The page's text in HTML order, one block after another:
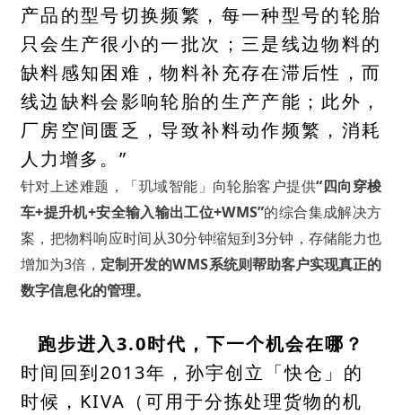
产品的型号切换频繁，每一种型号的轮胎
只会生产很小的一批次；三是线边物料的
缺料感知困难，物料补充存在滞后性，而
线边缺料会影响轮胎的生产产能；此外，
厂房空间匮乏，导致补料动作频繁，消耗
人力增多。”
针对上述难题，「玑域智能」向轮胎客户提供“四向穿梭
车+提升机+安全输入输出工位+WMS”的综合集成解决方
案，把物料响应时间从30分钟缩短到3分钟，存储能力也
增加为3倍， 定制开发的WMS系统则帮助客户实现真正的
数字信息化的管理。
跑步进入3.0时代，下一个机会在哪？
时间回到2013年，孙宇创立「快仓」的
时候，KIVA（可用于分拣处理货物的机